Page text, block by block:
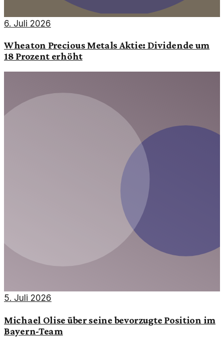
6. Juli 2026
Wheaton Precious Metals Aktie: Dividende um
18 Prozent erhöht
5. Juli 2026
Michael Olise über seine bevorzugte Position im
Bayern-Team